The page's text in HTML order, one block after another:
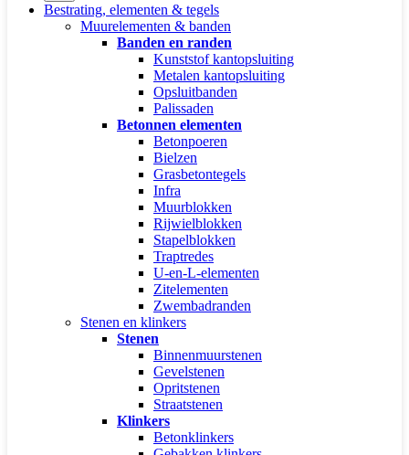
Bestrating, elementen & tegels
Muurelementen & banden
Banden en randen
Kunststof kantopsluiting
Metalen kantopsluiting
Opsluitbanden
Palissaden
Betonnen elementen
Betonpoeren
Bielzen
Grasbetontegels
Infra
Muurblokken
Rijwielblokken
Stapelblokken
Traptredes
U-en-L-elementen
Zitelementen
Zwembadranden
Stenen en klinkers
Stenen
Binnenmuurstenen
Gevelstenen
Opritstenen
Straatstenen
Klinkers
Betonklinkers